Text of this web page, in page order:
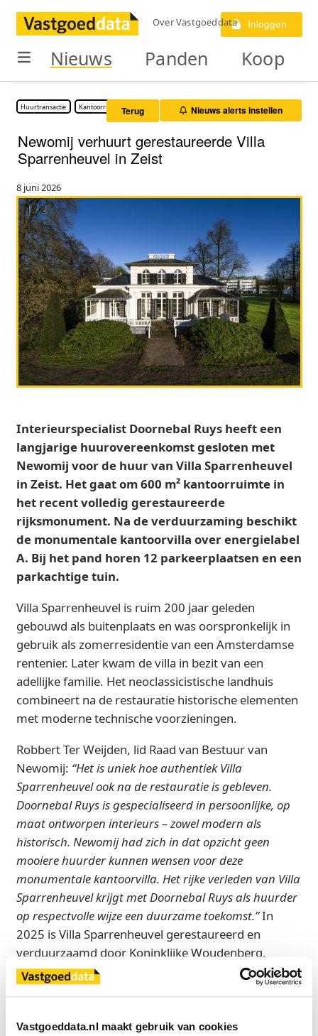
Vastgoeddata.nl maakt gebruik van cookies
Over Vastgoeddata Inloggen
Nieuws Panden Koop
Huurtransactie KantoorruimteTerug Nieuws alerts instellen
Newomij verhuurt gerestaureerde Villa
Sparrenheuvel in Zeist
8 juni 2026
1 / 2
Interieurspecialist Doornebal Ruys heeft een
langjarige huurovereenkomst gesloten met
Newomij voor de huur van Villa Sparrenheuvel
in Zeist. Het gaat om 600 m² kantoorruimte in
het recent volledig gerestaureerde
rijksmonument. Na de verduurzaming beschikt
de monumentale kantoorvilla over energielabel
A. Bij het pand horen 12 parkeerplaatsen en een
parkachtige tuin.
Villa Sparrenheuvel is ruim 200 jaar geleden
gebouwd als buitenplaats en was oorspronkelijk in
gebruik als zomerresidentie van een Amsterdamse
rentenier. Later kwam de villa in bezit van een
adellijke familie. Het neoclassicistische landhuis
combineert na de restauratie historische elementen
met moderne technische voorzieningen.
Robbert Ter Weijden, lid Raad van Bestuur van
Newomij: “Het is uniek hoe authentiek Villa
Sparrenheuvel ook na de restauratie is gebleven.
Doornebal Ruys is gespecialiseerd in persoonlijke, op
maat ontworpen interieurs – zowel modern als
historisch. Newomij had zich in dat opzicht geen
mooiere huurder kunnen wensen voor deze
monumentale kantoorvilla. Het rijke verleden van Villa
Sparrenheuvel krijgt met Doornebal Ruys als huurder
op respectvolle wijze een duurzame toekomst.”In
2025 is Villa Sparrenheuvel gerestaureerd en
verduurzaamd door Koninklijke Woudenberg.
Daarbij zijn onder meer de kapconstructie hersteld
en versterkt, de gevels geconserveerd en de
zijn voorzien van dun vacuümglas met een